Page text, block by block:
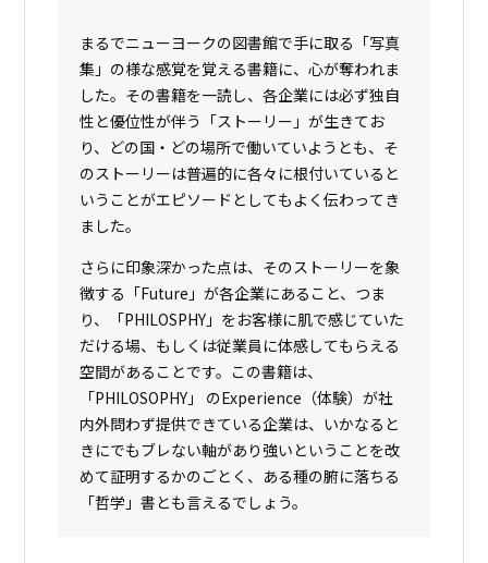
まるでニューヨークの図書館で手に取る「写真
集」の様な感覚を覚える書籍に、心が奪われま
した。その書籍を一読し、各企業には必ず独自
性と優位性が伴う「ストーリー」が生きてお
り、どの国・どの場所で働いていようとも、そ
のストーリーは普遍的に各々に根付いていると
いうことがエピソードとしてもよく伝わってき
ました。
さらに印象深かった点は、そのストーリーを象
徴する「Future」が各企業にあること、つま
り、「PHILOSPHY」をお客様に肌で感じていた
だける場、もしくは従業員に体感してもらえる
空間があることです。この書籍は、
「PHILOSOPHY」 のExperience（体験）が社
内外問わず提供できている企業は、いかなると
きにでもブレない軸があり強いということを改
めて証明するかのごとく、ある種の腑に落ちる
「哲学」書とも言えるでしょう。